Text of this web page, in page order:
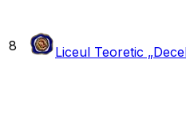
8 Liceul Teoretic